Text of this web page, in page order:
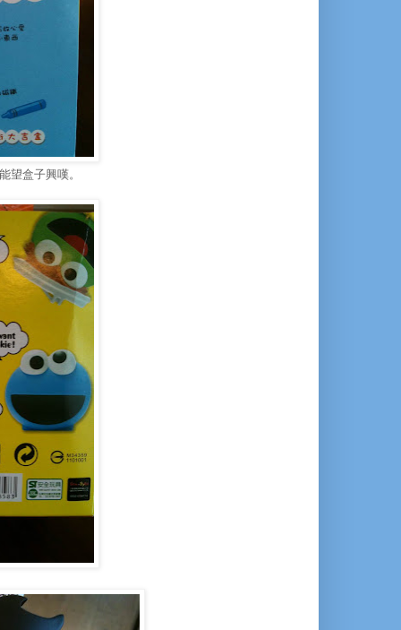
望盒子興嘆。